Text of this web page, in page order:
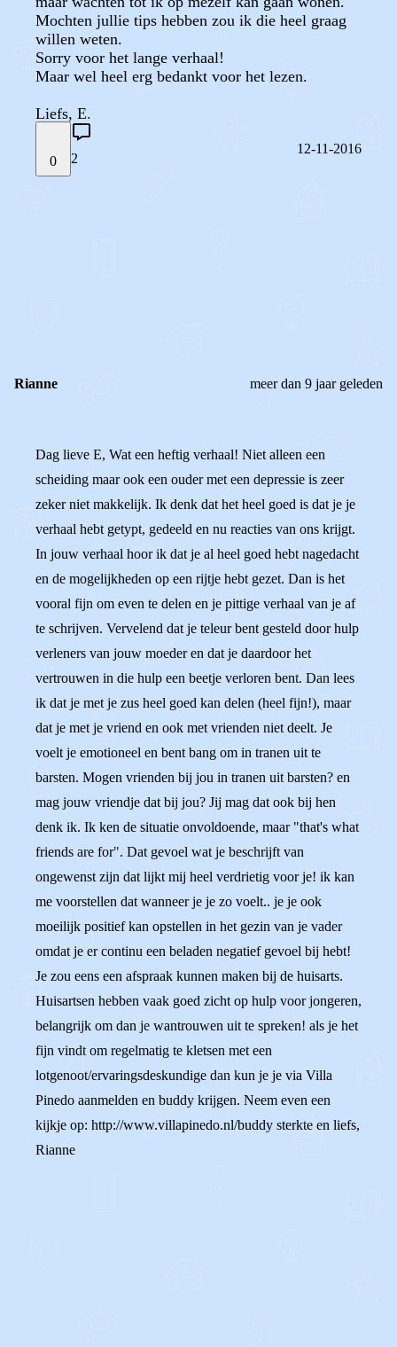
Mochten jullie tips hebben zou ik die heel graag
willen weten.
Sorry voor het lange verhaal!
Maar wel heel erg bedankt voor het lezen.
Liefs, E.
0 2
12-11-2016
Rianne meer dan 9 jaar geleden
Dag lieve E, Wat een heftig verhaal! Niet alleen een
scheiding maar ook een ouder met een depressie is zeer
zeker niet makkelijk. Ik denk dat het heel goed is dat je je
verhaal hebt getypt, gedeeld en nu reacties van ons krijgt.
In jouw verhaal hoor ik dat je al heel goed hebt nagedacht
en de mogelijkheden op een rijtje hebt gezet. Dan is het
vooral fijn om even te delen en je pittige verhaal van je af
te schrijven. Vervelend dat je teleur bent gesteld door hulp
verleners van jouw moeder en dat je daardoor het
vertrouwen in die hulp een beetje verloren bent. Dan lees
ik dat je met je zus heel goed kan delen (heel fijn!), maar
dat je met je vriend en ook met vrienden niet deelt. Je
voelt je emotioneel en bent bang om in tranen uit te
barsten. Mogen vrienden bij jou in tranen uit barsten? en
mag jouw vriendje dat bij jou? Jij mag dat ook bij hen
denk ik. Ik ken de situatie onvoldoende, maar "that's what
friends are for". Dat gevoel wat je beschrijft van
ongewenst zijn dat lijkt mij heel verdrietig voor je! ik kan
me voorstellen dat wanneer je je zo voelt.. je je ook
moeilijk positief kan opstellen in het gezin van je vader
omdat je er continu een beladen negatief gevoel bij hebt!
Je zou eens een afspraak kunnen maken bij de huisarts.
Huisartsen hebben vaak goed zicht op hulp voor jongeren,
belangrijk om dan je wantrouwen uit te spreken! als je het
fijn vindt om regelmatig te kletsen met een
lotgenoot/ervaringsdeskundige dan kun je je via Villa
Pinedo aanmelden en buddy krijgen. Neem even een
kijkje op: http://www.villapinedo.nl/buddy sterkte en liefs,
Rianne